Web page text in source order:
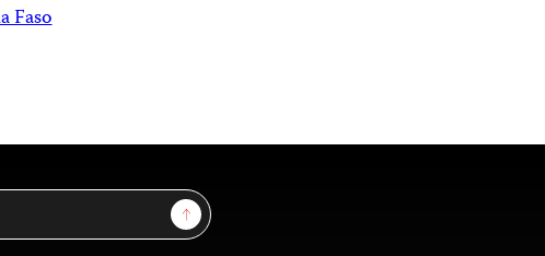
Faso
Sign Up